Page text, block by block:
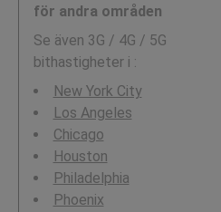
för andra områden
Se även 3G / 4G / 5G
bithastigheter i :
New York City
Los Angeles
Chicago
Houston
Philadelphia
Phoenix